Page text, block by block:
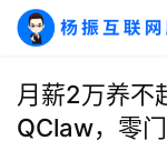
月薪2万养不
QClaw，零